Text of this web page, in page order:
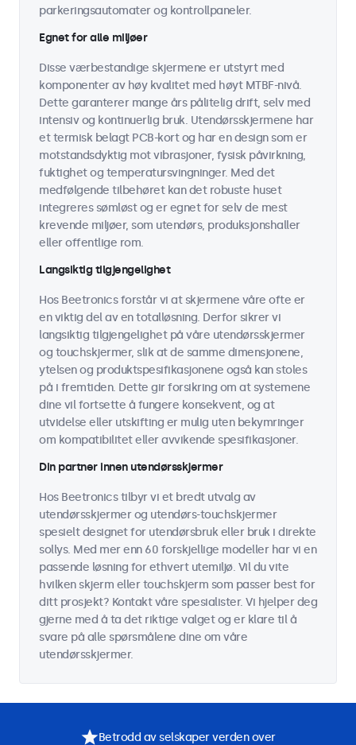
parkeringsautomater og kontrollpaneler.
Egnet for alle miljøer
Disse værbestandige skjermene er utstyrt med
komponenter av høy kvalitet med høyt MTBF-nivå.
Dette garanterer mange års pålitelig drift, selv med
intensiv og kontinuerlig bruk. Utendørsskjermene har
et termisk belagt PCB-kort og har en design som er
motstandsdyktig mot vibrasjoner, fysisk påvirkning,
fuktighet og temperatursvingninger. Med det
medfølgende tilbehøret kan det robuste huset
integreres sømløst og er egnet for selv de mest
krevende miljøer, som utendørs, produksjonshaller
eller offentlige rom.
Langsiktig tilgjengelighet
Hos Beetronics forstår vi at skjermene våre ofte er
en viktig del av en totalløsning. Derfor sikrer vi
langsiktig tilgjengelighet på våre utendørsskjermer
og touchskjermer, slik at de samme dimensjonene,
ytelsen og produktspesifikasjonene også kan stoles
på i fremtiden. Dette gir forsikring om at systemene
dine vil fortsette å fungere konsekvent, og at
utvidelse eller utskifting er mulig uten bekymringer
om kompatibilitet eller avvikende spesifikasjoner.
Din partner innen utendørsskjermer
Hos Beetronics tilbyr vi et bredt utvalg av
utendørsskjermer og utendørs-touchskjermer
spesielt designet for utendørsbruk eller bruk i direkte
sollys. Med mer enn 60 forskjellige modeller har vi en
passende løsning for ethvert utemiljø. Vil du vite
hvilken skjerm eller touchskjerm som passer best for
ditt prosjekt? Kontakt våre spesialister. Vi hjelper deg
gjerne med å ta det riktige valget og er klare til å
svare på alle spørsmålene dine om våre
utendørsskjermer.
Betrodd av selskaper verden over